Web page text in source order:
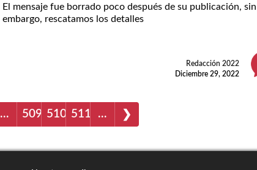
El mensaje fue borrado poco después de su publicación, sin
embargo, rescatamos los detalles
Redacción 2022
Diciembre 29, 2022
… 509 510 511 … ❯